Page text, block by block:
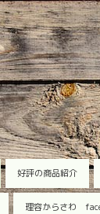
好評の商品紹介
理容からさわ